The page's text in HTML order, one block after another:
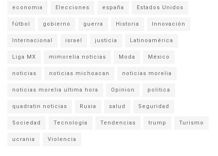
economia Elecciones españa Estados Unidos
fútbol gobierno guerra Historia Innovación
Internacional israel justicia Latinoamérica
Liga MX mimorelia noticias Moda México
noticias noticias michoacan noticias morelia
noticias morelia ultima hora Opinion politica
quadratin noticias Rusia salud Seguridad
Sociedad Tecnología Tendencias trump Turismo
ucrania Violencia